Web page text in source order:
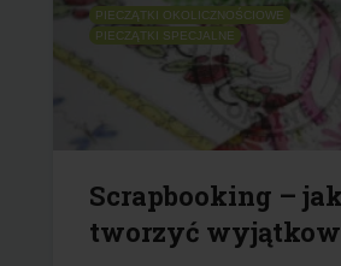
PIECZĄTKI OKOLICZNOŚCIOWE
PIECZĄTKI SPECJALNE
Scrapbooking – jak
tworzyć